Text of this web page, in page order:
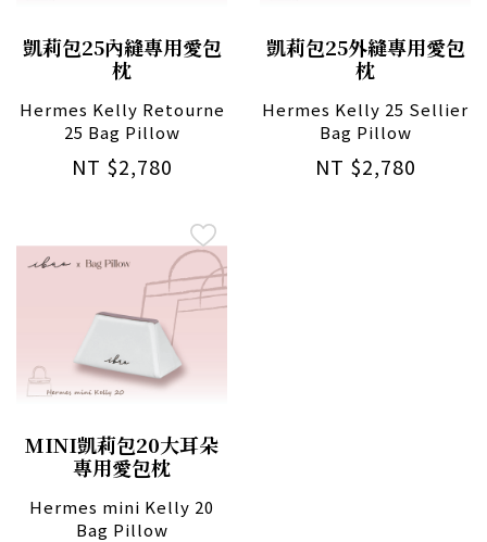
凱莉包25內縫專用愛包
枕
Hermes Kelly Retourne
25 Bag Pillow
NT $2,780
凱莉包25外縫專用愛包
枕
Hermes Kelly 25 Sellier
Bag Pillow
NT $2,780
MINI凱莉包20大耳朵
專用愛包枕
Hermes mini Kelly 20
Bag Pillow